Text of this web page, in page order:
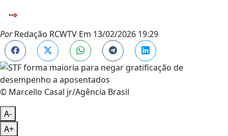
PorRedação RCWTV Em 13/02/2026 19:29
© Marcello Casal jr/Agência Brasil
A-
A+